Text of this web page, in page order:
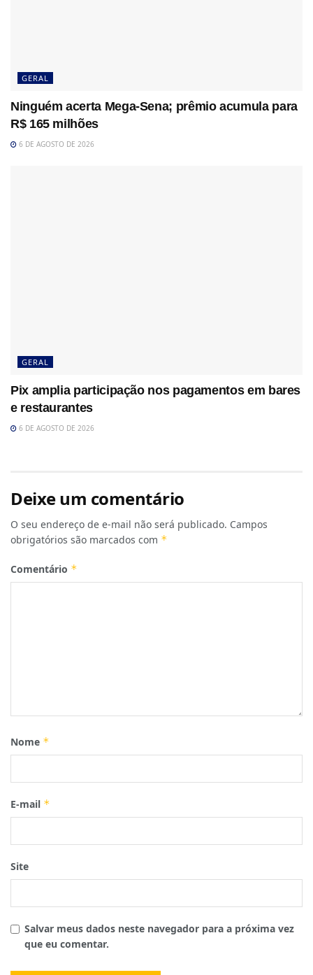
GERAL
Ninguém acerta Mega-Sena; prêmio acumula para
R$ 165 milhões
6 DE AGOSTO DE 2026
GERAL
Pix amplia participação nos pagamentos em bares
e restaurantes
6 DE AGOSTO DE 2026
Deixe um comentário
O seu endereço de e-mail não será publicado. Campos
obrigatórios são marcados com *
Comentário *
Nome *
E-mail *
Site
Salvar meus dados neste navegador para a próxima vez
que eu comentar.